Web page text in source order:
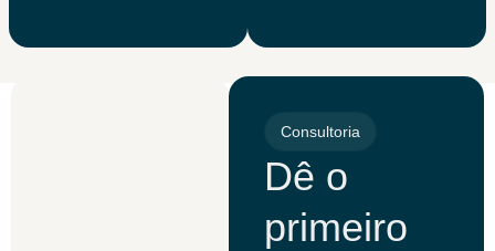
Consultoria
Dê o
primeiro